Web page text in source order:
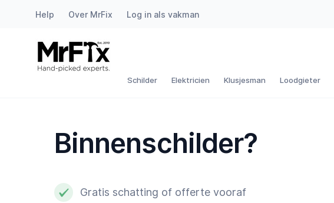
Help Over MrFix Log in als vakman
Schilder Elektricien Klusjesman Loodgieter
Schilder
Loodgieter
Slotenmaker
Binnenschilder?
Gratis schatting of offerte vooraf